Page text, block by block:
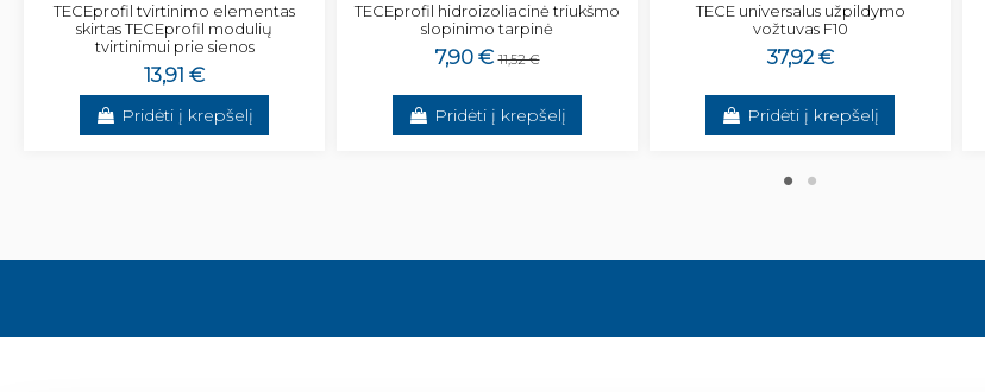
TECEprofil tvirtinimo elementas
skirtas TECEprofil modulių
tvirtinimui prie sienos
13,91 €
Pridėti į krepšelį
TECEprofil hidroizoliacinė triukšmo
slopinimo tarpinė
7,90 € 11,52 €
Pridėti į krepšelį
TECE universalus užpildymo
vožtuvas F10
37,92 €
Pridėti į krepšelį